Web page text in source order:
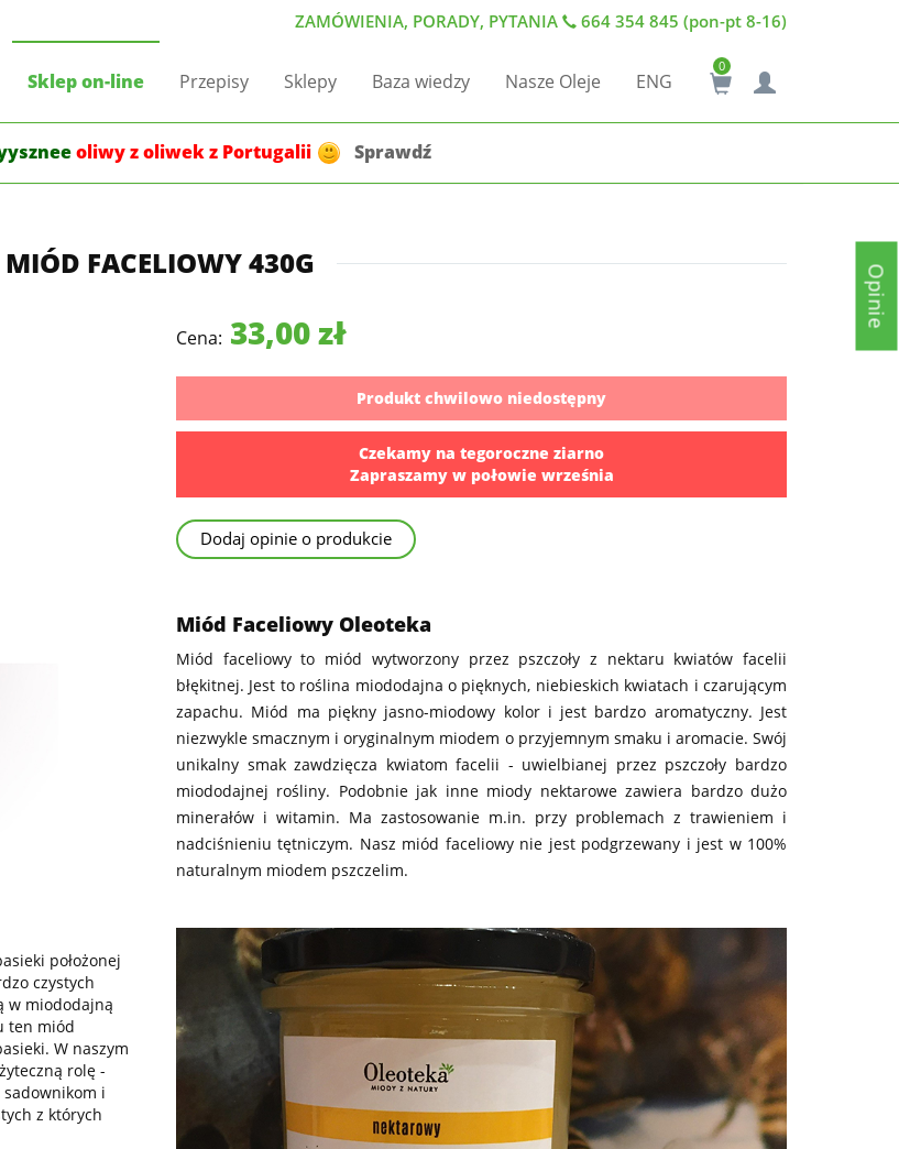
ZAMÓWIENIA, PORADY, PYTANIA 664 354 845 (pon-pt 8-16)
0
Sklep on-line Przepisy Sklepy Baza wiedzy Nasze Oleje ENG
oliwy z oliwek z Portugalii Sprawdź
MIÓD FACELIOWY 430G
Cena: 33,00 zł
Produkt chwilowo niedostępny
Czekamy na tegoroczne ziarno
Zapraszamy w połowie września
Dodaj opinie o produkcie
Miód Faceliowy Oleoteka
Miód faceliowy to miód wytworzony przez pszczoły z nektaru kwiatów facelii
błękitnej. Jest to roślina miododajna o pięknych, niebieskich kwiatach i czarującym
zapachu. Miód ma piękny jasno-miodowy kolor i jest bardzo aromatyczny. Jest
niezwykle smacznym i oryginalnym miodem o przyjemnym smaku i aromacie. Swój
unikalny smak zawdzięcza kwiatom facelii - uwielbianej przez pszczoły bardzo
miododajnej rośliny. Podobnie jak inne miody nektarowe zawiera bardzo dużo
minerałów i witamin. Ma zastosowanie m.in. przy problemach z trawieniem i
nadciśnieniu tętniczym. Nasz miód faceliowy nie jest podgrzewany i jest w 100%
naturalnym miodem pszczelim.
położonej
czystych
w miododajną
ten miód
W naszym
rolę -
i
z których
Opinie